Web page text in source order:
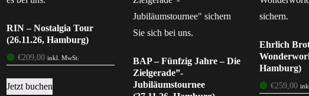
RIN – Nostalgia Tour
(26.11.26, Hamburg)
🟢 €209,00 inkl. MwSt.
Jetzt buchen
BAP – Fünfzig Jahre – Die
Zielgerade”-
Jubiläumstournee
Ehrlich
Hamburg)
🟢 €259,00